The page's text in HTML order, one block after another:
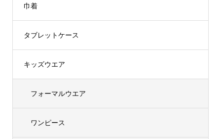
巾着
タブレットケース
キッズウエア
フォーマルウエア
ワンピース